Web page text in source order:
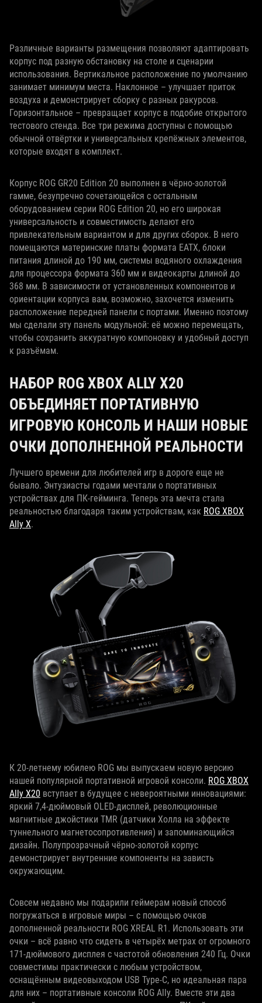
Различные варианты размещения позволяют адаптировать
корпус под разную обстановку на столе и сценарии
использования. Вертикальное расположение по умолчанию
занимает минимум места. Наклонное – улучшает приток
воздуха и демонстрирует сборку с разных ракурсов.
Горизонтальное – превращает корпус в подобие открытого
тестового стенда. Все три режима доступны с помощью
обычной отвёртки и универсальных крепёжных элементов,
которые входят в комплект.
Корпус ROG GR20 Edition 20 выполнен в чёрно-золотой
гамме, безупречно сочетающейся с остальным
оборудованием серии ROG Edition 20, но его широкая
универсальность и совместимость делают его
привлекательным вариантом и для других сборок. В него
помещаются материнские платы формата EATX, блоки
питания длиной до 190 мм, системы водяного охлаждения
для процессора формата 360 мм и видеокарты длиной до
368 мм. В зависимости от установленных компонентов и
ориентации корпуса вам, возможно, захочется изменить
расположение передней панели с портами. Именно поэтому
мы сделали эту панель модульной: её можно перемещать,
чтобы сохранить аккуратную компоновку и удобный доступ
к разъёмам.
НАБОР ROG XBOX ALLY X20
ОБЪЕДИНЯЕТ ПОРТАТИВНУЮ
ИГРОВУЮ КОНСОЛЬ И НАШИ НОВЫЕ
ОЧКИ ДОПОЛНЕННОЙ РЕАЛЬНОСТИ
Лучшего времени для любителей игр в дороге еще не
бывало. Энтузиасты годами мечтали о портативных
устройствах для ПК‑гейминга. Теперь эта мечта стала
реальностью благодаря таким устройствам, как ROG XBOX
Ally X.
К 20-летнему юбилею ROG мы выпускаем новую версию
нашей популярной портативной игровой консоли. ROG XBOX
Ally X20 вступает в будущее с невероятными инновациями:
яркий 7,4‑дюймовый OLED‑дисплей, революционные
магнитные джойстики TMR (датчики Холла на эффекте
туннельного магнетосопротивления) и запоминающийся
дизайн. Полупрозрачный чёрно-золотой корпус
демонстрирует внутренние компоненты на зависть
окружающим.
Совсем недавно мы подарили геймерам новый способ
погружаться в игровые миры – с помощью очков
дополненной реальности ROG XREAL R1. Использовать эти
очки – всё равно что сидеть в четырёх метрах от огромного
171‑дюймового дисплея с частотой обновления 240 Гц. Очки
совместимы практически с любым устройством,
оснащённым видеовыходом USB Type‑C, но идеальная пара
для них – портативные консоли ROG Ally. Вместе эти два